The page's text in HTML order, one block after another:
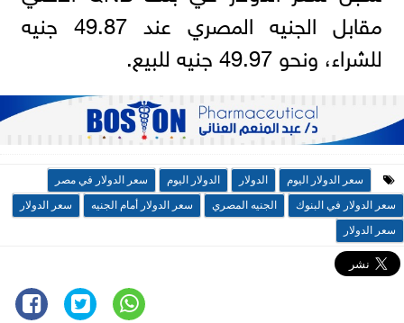
مقابل الجنيه المصري عند 49.87 جنيه
للشراء، ونحو 49.97 جنيه للبيع.
سعر الدولار اليوم الدولار الدولار اليوم
سعر الدولار في مصر
سعر الدولار في البنوك
الجنيه المصري سعر الدولار أمام الجنيه
سعر الدولار
سعر الدولار